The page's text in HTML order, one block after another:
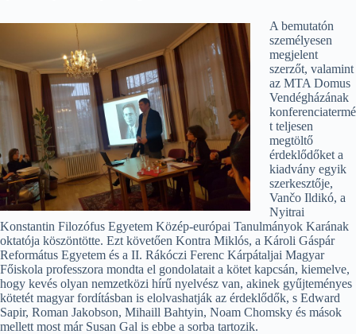
A bemutatón
személyesen
megjelent
szerzőt, valamint
az MTA Domus
Vendégházának
konferenciatermé
t teljesen
megtöltő
érdeklődőket a
kiadvány egyik
szerkesztője,
Vančo Ildikó, a
Nyitrai
Konstantin Filozófus Egyetem Közép-európai Tanulmányok Karának
oktatója köszöntötte. Ezt követően Kontra Miklós, a Károli Gáspár
Református Egyetem és a II. Rákóczi Ferenc Kárpátaljai Magyar
Főiskola professzora mondta el gondolatait a kötet kapcsán, kiemelve,
hogy kevés olyan nemzetközi hírű nyelvész van, akinek gyűjteményes
kötetét magyar fordításban is elolvashatják az érdeklődők, s Edward
Sapir, Roman Jakobson, Mihaill Bahtyin, Noam Chomsky és mások
mellett most már Susan Gal is ebbe a sorba tartozik.